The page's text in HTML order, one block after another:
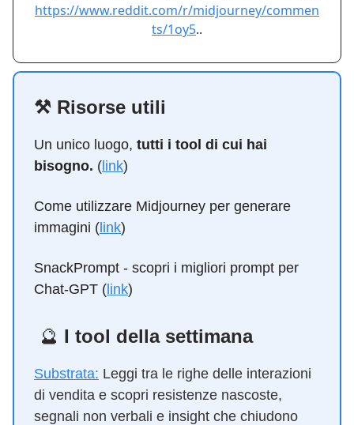
https://www.reddit.com/r/midjourney/commen
ts/1oy5..
⚒️ Risorse utili
Un unico luogo, tutti i tool di cui hai
bisogno. (link)
Come utilizzare Midjourney per generare
immagini (link)
SnackPrompt - scopri i migliori prompt per
Chat-GPT (link)
🔮 I tool della settimana
Substrata: Leggi tra le righe delle interazioni
di vendita e scopri resistenze nascoste,
segnali non verbali e insight che chiudono